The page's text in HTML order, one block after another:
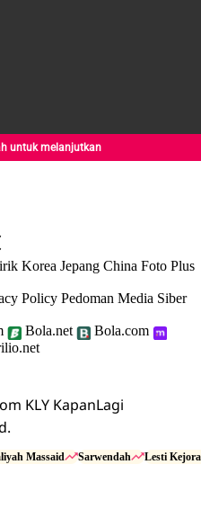
untuk melanjutkan
Korea Jepang China Foto Plus
Policy Pedoman Media Siber
Bola.net
Bola.com
KLY KapanLagi
Massaid Sarwendah Lesti Kejora